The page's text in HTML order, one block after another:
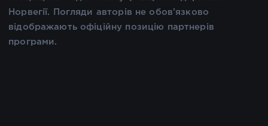
Норвегії. Погляди авторів не обов’язково
відображають офіційну позицію партнерів
програми.